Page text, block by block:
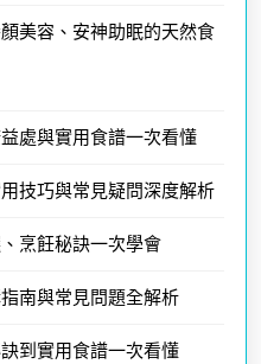
美容、安神助眠的天然食
處與實用食譜一次看懂
技巧與常見疑問深度解析
烹飪秘訣一次學會
南與常見問題全解析
到實用食譜一次看懂